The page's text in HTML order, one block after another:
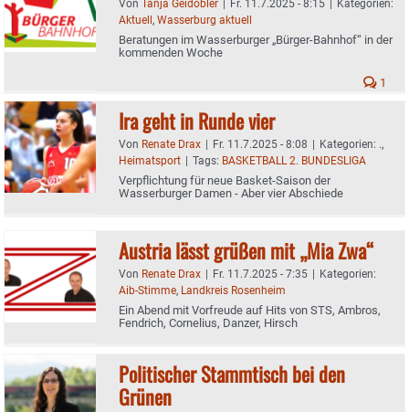
Von Tanja Geidobler Fr. 11.7.2025 - 8:15
Kategorien:
Aktuell, Wasserburg aktuell
Beratungen im Wasserburger „Bürger-Bahnhof“ in der
kommenden Woche
1
Ira geht in Runde vier
Von Renate Drax | Fr. 11.7.2025 - 8:08 | Kategorien: .,
Heimatsport | Tags: BASKETBALL 2. BUNDESLIGA
Verpflichtung für neue Basket-Saison der
Wasserburger Damen - Aber vier Abschiede
Austria lässt grüßen mit „Mia Zwa“
Von Renate Drax | Fr. 11.7.2025 - 7:35 | Kategorien:
Aib-Stimme, Landkreis Rosenheim
Ein Abend mit Vorfreude auf Hits von STS, Ambros,
Fendrich, Cornelius, Danzer, Hirsch
Politischer Stammtisch bei den
Grünen